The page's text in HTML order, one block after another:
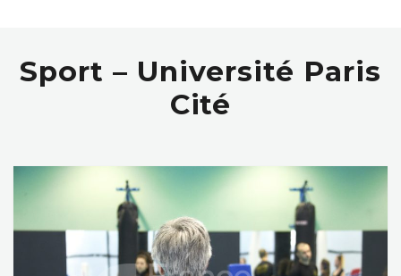
Sport – Université Paris
Cité